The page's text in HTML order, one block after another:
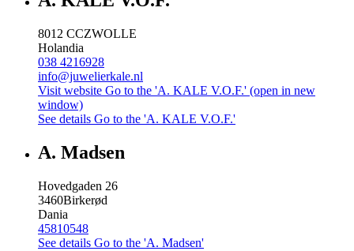
8012 CCZWOLLE
Holandia
038 4216928
info@juwelierkale.nl
Visit website Go to the 'A. KALE V.O.F.' (open in new
window)
See details Go to the 'A. KALE V.O.F.'
A. Madsen
Hovedgaden 26
3460Birkerød
Dania
45810548
See details Go to the 'A. Madsen'